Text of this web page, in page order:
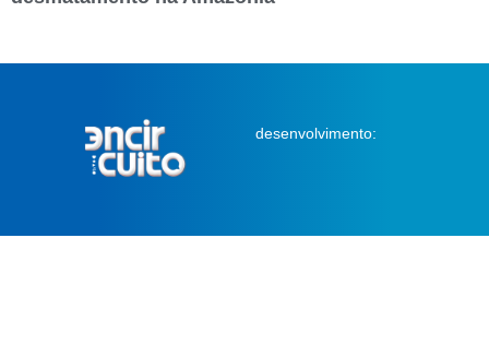
desenvolvimento: